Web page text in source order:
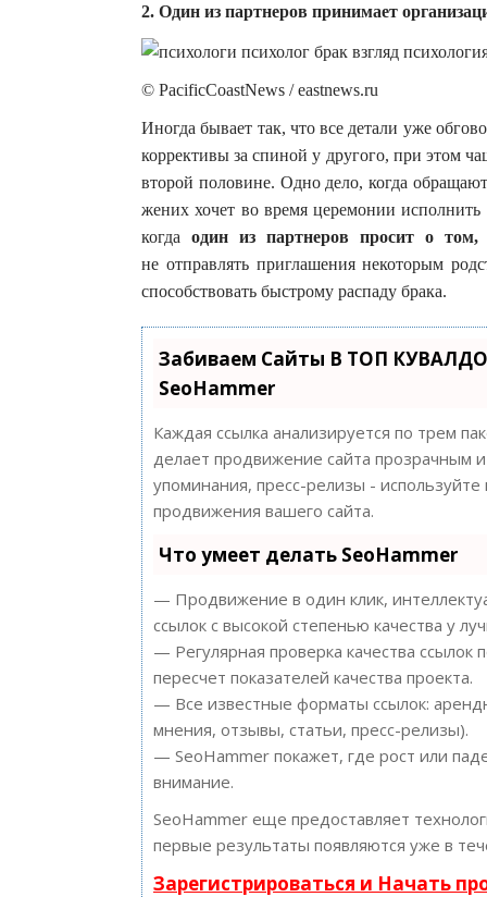
2. Один из партнеров принимает
© PacificCoastNews / eastnews.ru
Иногда бывает так, что все детали уже
коррективы за спиной у другого, при этом
второй половине. Одно дело, когда
жених хочет во время церемонии
когдаодин из партнеров просит о том,
не отправлять приглашения некоторым
способствовать быстрому распаду брака.
Забиваем Сайты В ТОП
SeoHammer
Каждая ссылка анализируется по трем
делает продвижение сайта прозрачным
упоминания, пресс-релизы -
продвижения вашего сайта.
Что умеет делать SeoHammer
— Продвижение в один клик,
ссылок с высокой степенью качества у
— Регулярная проверка качества
пересчет показателей качества проекта.
— Все известные форматы ссылок:
мнения, отзывы, статьи, пресс-релизы).
— SeoHammer покажет, где рост или
внимание.
SeoHammer еще предоставляет
первые результаты появляются уже в
Зарегистрироваться и Начать